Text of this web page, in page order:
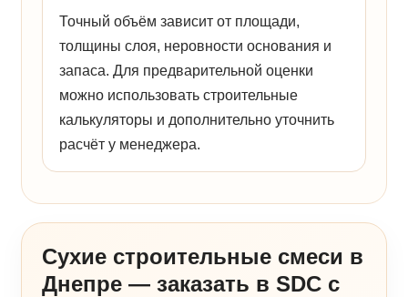
Точный объём зависит от площади,
толщины слоя, неровности основания и
запаса. Для предварительной оценки
можно использовать строительные
калькуляторы и дополнительно уточнить
расчёт у менеджера.
Сухие строительные смеси в
Днепре — заказать в SDC с